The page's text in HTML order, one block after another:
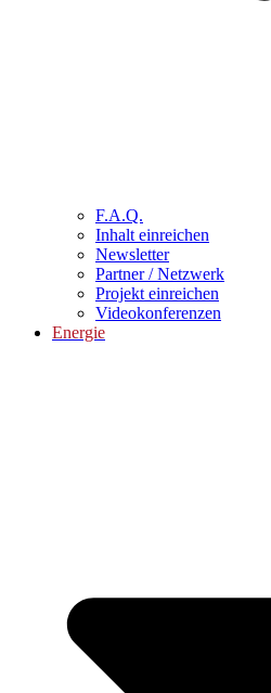
F.A.Q.
Inhalt einreichen
Newsletter
Partner / Netzwerk
Projekt einreichen
Videokonferenzen
Energie